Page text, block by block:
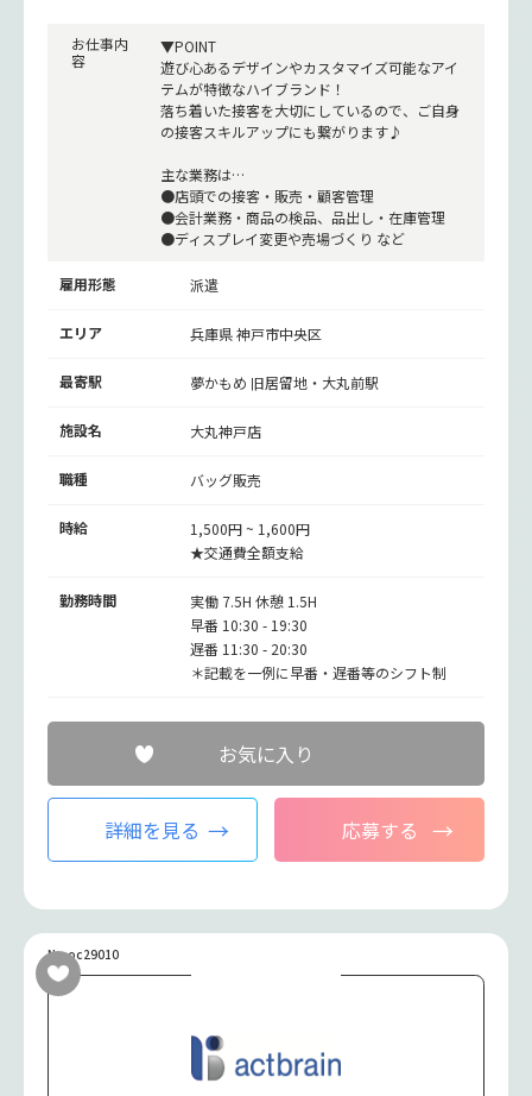
お仕事内
容
▼POINT
遊び心あるデザインやカスタマイズ可能なアイ
テムが特徴なハイブランド！
落ち着いた接客を大切にしているので、ご自身
の接客スキルアップにも繋がります♪
主な業務は…
●店頭での接客・販売・顧客管理
●会計業務・商品の検品、品出し・在庫管理
●ディスプレイ変更や売場づくり など
雇用形態 派遣
エリア 兵庫県 神戸市中央区
最寄駅 夢かもめ 旧居留地・大丸前駅
施設名 大丸神戸店
職種 バッグ販売
時給
1,500円 ~ 1,600円
★交通費全額支給
勤務時間
実働 7.5H 休憩 1.5H
早番 10:30 - 19:30
遅番 11:30 - 20:30
＊記載を一例に早番・遅番等のシフト制
お気に入り
詳細を見る 応募する
No.oc29010